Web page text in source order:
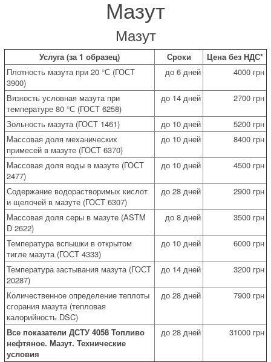
Мазут
Мазут
Услуга (за 1 образец) Сроки
Цена без НДС*
Плотность мазута при 20 °С (ГОСТ
3900)
до 6 дней 4000 грн
Вязкость условная мазута при
температуре 80 °С (ГОСТ 6258)
до 14 дней 2700 грн
Зольность мазута (ГОСТ 1461) до 10 дней
5200 грн
Массовая доля механических
примесей в мазуте (ГОСТ 6370)
до 10 дней 8400 грн
Массовая доля воды в мазуте (ГОСТ
2477)
до 10 дней 4500 грн
Содержание водорастворимых кислот
и щелочей в мазуте (ГОСТ 6307)
до 28 дней 2900 грн
Массовая доля серы в мазуте (ASTM
D 2622)
до 8 дней 3500 грн
Температура вспышки в открытом
тигле мазута (ГОСТ 4333)
до 10 дней 6000 грн
Температура застывания мазута (ГОСТ
20287)
до 14 дней 3200 грн
Количественное определение теплоты
сгорания мазута (тепловая
калорийность DSC)
до 28 дней 7900 грн
Все показатели ДСТУ 4058 Топливо
нефтяное. Мазут. Технические
условия
до 28 дней 31000 грн